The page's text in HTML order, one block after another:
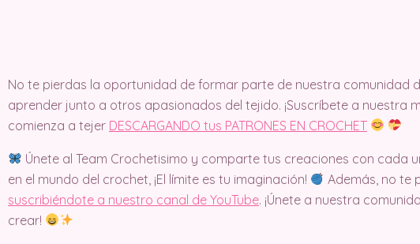
No te pierdas la oportunidad de formar parte de nuestra comunidad
aprender junto a otros apasionados del tejido. ¡Suscríbete a nuestra
comienza a tejer DESCARGANDO tus PATRONES EN CROCHET
Únete al Team Crochetisimo y comparte tus creaciones con cada
en el mundo del crochet, ¡El límite es tu imaginación!
Además, no te
suscribiéndote a nuestro canal de YouTube. ¡Únete a nuestra
crear!